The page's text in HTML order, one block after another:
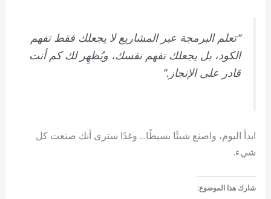
“تعلم البرمجة عبر المشاريع لا يجعلك فقط تفهم
الكود، بل يجعلك تفهم نفسك، ويُظهِر لك كم أنت
قادر على الإنجاز.”
ابدأ اليوم، واصنع شيئًا بسيطًا… وغدًا سترى أنك صنعت كل
شيء.
شارك هذا الموضوع: